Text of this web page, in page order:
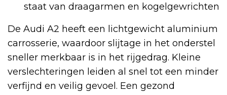
staat van draagarmen en kogelgewrichten
De Audi A2 heeft een lichtgewicht aluminium
carrosserie, waardoor slijtage in het onderstel
sneller merkbaar is in het rijgedrag. Kleine
verslechteringen leiden al snel tot een minder
verfijnd en veilig gevoel. Een gezond